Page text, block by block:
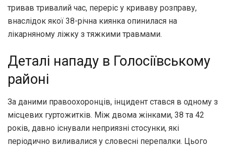
тривав тривалий час, переріс у криваву розправу,
внаслідок якої 38-річна киянка опинилася на
лікарняному ліжку з тяжкими травмами.
Деталі нападу в Голосіївському
районі
За даними правоохоронців, інцидент стався в одному з
місцевих гуртожитків. Між двома жінками, 38 та 42
років, давно існували неприязні стосунки, які
періодично виливалися у словесні перепалки. Цього